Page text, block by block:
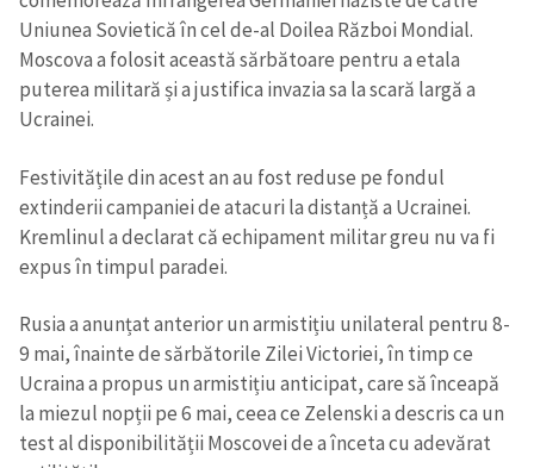
Uniunea Sovietică în cel de-al Doilea Război Mondial.
Moscova a folosit această sărbătoare pentru a etala
puterea militară și a justifica invazia sa la scară largă a
Ucrainei.
Festivitățile din acest an au fost reduse pe fondul
extinderii campaniei de atacuri la distanță a Ucrainei.
Kremlinul a declarat că echipament militar greu nu va fi
expus în timpul paradei.
Rusia a anunțat anterior un armistițiu unilateral pentru 8-
9 mai, înainte de sărbătorile Zilei Victoriei, în timp ce
Ucraina a propus un armistițiu anticipat, care să înceapă
la miezul nopții pe 6 mai, ceea ce Zelenski a descris ca un
test al disponibilității Moscovei de a înceta cu adevărat
Titlu știre
+ Adaugă titlu
Fotografie
+ Încarcă imagine
Link media+ Link media
Mesajul știrei
+ Mesajul știrei